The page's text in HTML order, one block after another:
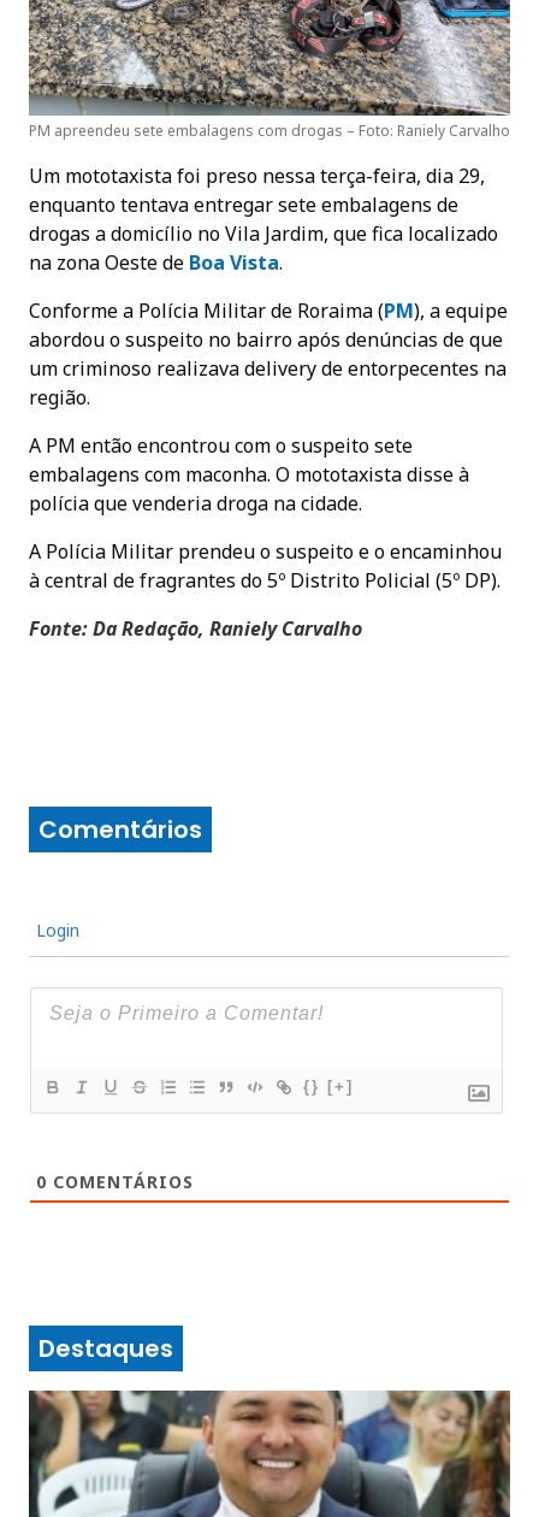
PM apreendeu sete embalagens com drogas – Foto: Raniely Carvalho
Um mototaxista foi preso nessa terça-feira, dia 29,
enquanto tentava entregar sete embalagens de
drogas a domicílio no Vila Jardim, que fica localizado
na zona Oeste de Boa Vista.
Conforme a Polícia Militar de Roraima (PM), a equipe
abordou o suspeito no bairro após denúncias de que
um criminoso realizava delivery de entorpecentes na
região.
A PM então encontrou com o suspeito sete
embalagens com maconha. O mototaxista disse à
polícia que venderia droga na cidade.
A Polícia Militar prendeu o suspeito e o encaminhou
à central de fragrantes do 5º Distrito Policial (5º DP).
Fonte: Da Redação, Raniely Carvalho
Comentários
Login
{} [+]
0 COMENTÁRIOS
Destaques